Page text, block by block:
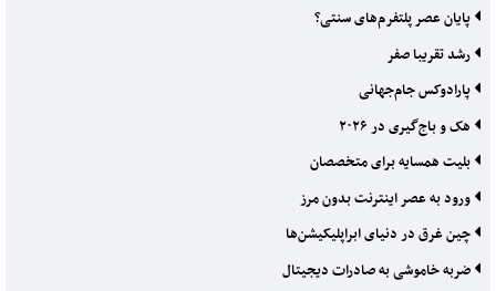
پایان عصر پلتفرم‌های سنتی؟
رشد تقریبا صفر
پارادوکس جام‌جهانی
هک و باج‌گیری در ۲۰۲۶
بلیت همسایه برای متخصصان
ورود به عصر اینترنت بدون مرز
چین غرق در دنیای ابراپلیکیشن‌ها
ضربه خاموشی به صادرات دیجیتال